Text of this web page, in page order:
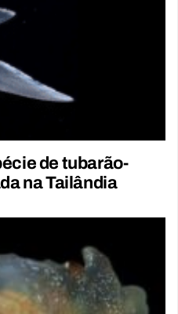
de tubarão-
na Tailândia